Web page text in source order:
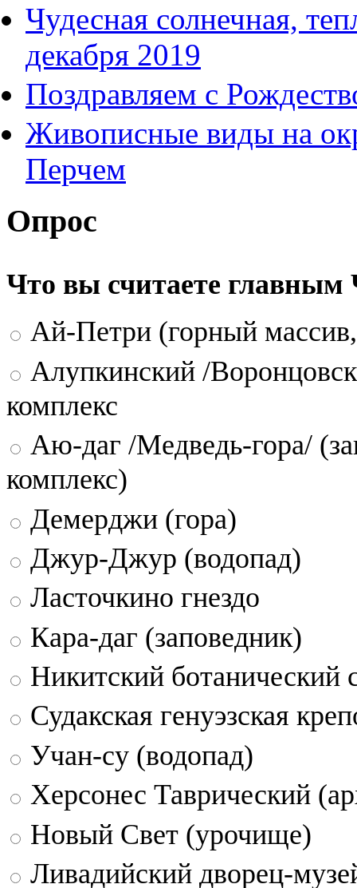
Чудесная солнечная,
декабря 2019
Поздравляем с
Живописные виды на
Перчем
Опрос
Что вы считаете
Ай-Петри (горный
Алупкинский /
комплекс
Аю-даг /Медведь-гора/
комплекс)
Демерджи (гора)
Джур-Джур (водопад)
Ласточкино гнездо
Кара-даг (заповедник)
Никитский ботанический
Судакская генуэзская
Учан-су (водопад)
Херсонес Таврический
Новый Свет (урочище)
Ливадийский дворец-